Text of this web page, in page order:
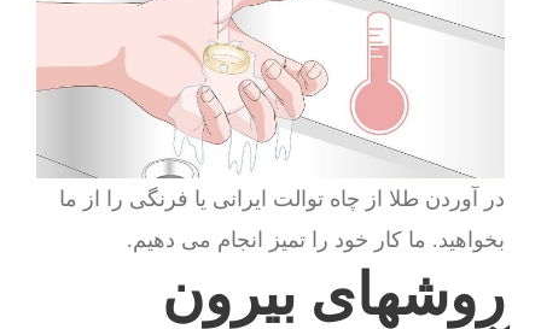
در آوردن طلا از چاه توالت ایرانی یا فرنگی را از ما
بخواهید. ما کار خود را تمیز انجام می دهیم.
روشهای بیرون